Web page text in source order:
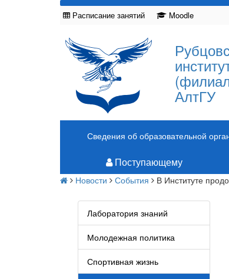
Расписание занятий Moodle
АлтГУ
Сведения об образовательной
Поступающему
Новости События В Институте
Лаборатория знаний
Молодежная политика
Спортивная жизнь